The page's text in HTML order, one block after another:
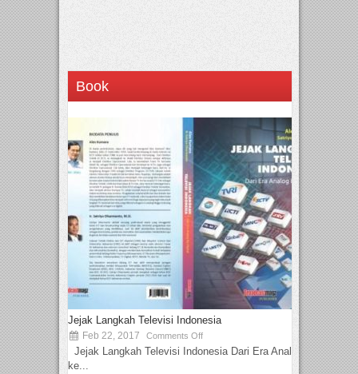
Book
Jejak Langkah Televisi Indonesia
Feb 22, 2017 Comments Off
Jejak Langkah Televisi Indonesia Dari Era Analog
ke...